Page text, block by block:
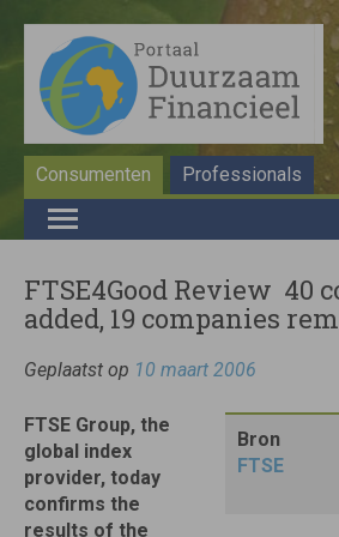
Consumenten Professionals
FTSE4Good Review  40
added, 19 companies
Geplaatst op 10 maart 2006
Bron
FTSE
FTSE Group, the
global index
provider, today
confirms the
results of the